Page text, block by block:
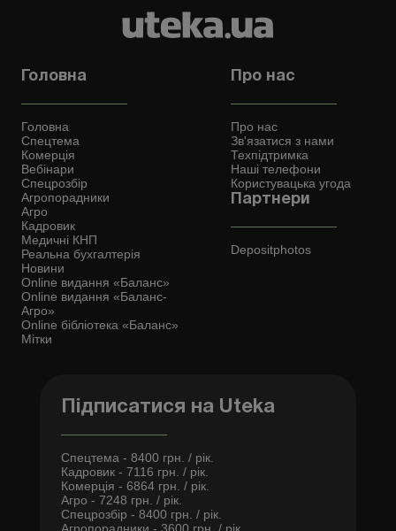
Головна
Головна
Спецтема
Комерція
Вебінари
Спецрозбір
Агропорадники
Агро
Кадровик
Медичні КНП
Реальна бухгалтерія
Новини
Online видання «Баланс»
Online видання «Баланс-
Агро»
Online бібліотека «Баланс»
Мітки
Про нас
Про нас
Зв'язатися з нами
Техпідтримка
Наші телефони
Користувацька угода
Партнери
Depositphotos
Підписатися на Uteka
Спецтема - 8400 грн. / рік.
Кадровик - 7116 грн. / рік.
Комерція - 6864 грн. / рік.
Агро - 7248 грн. / рік.
Спецрозбір - 8400 грн. / рік.